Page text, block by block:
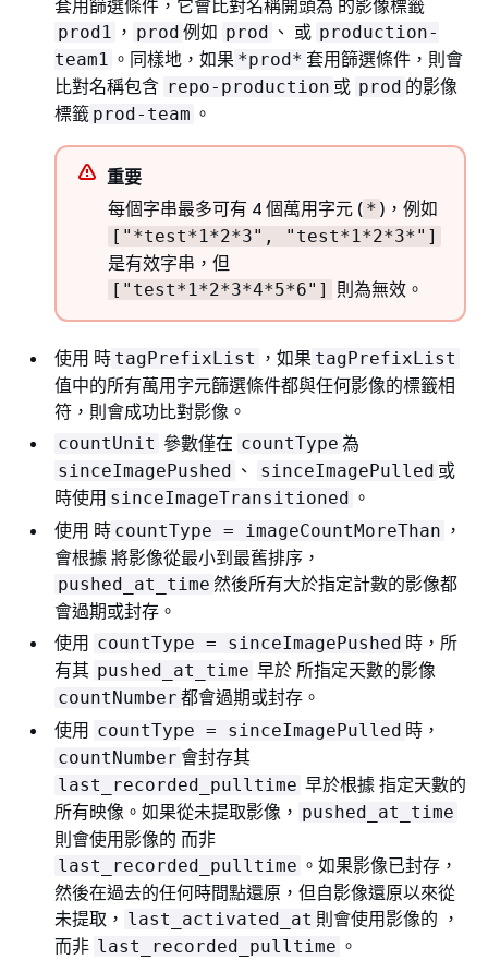
套用篩選條件，它會比對名稱開頭為 的影像標籤
prod1 ， prod 例如 prod 、 或 production-
team1 。同樣地，如果 *prod* 套用篩選條件，則會
比對名稱包含 repo-production 或 prod 的影像
標籤 prod-team 。
重要
每個字串最多可有 4 個萬用字元 ( * )，例如
["*test*1*2*3", "test*1*2*3*"]
是有效字串，但
["test*1*2*3*4*5*6"] 則為無效。
使用 時 tagPrefixList ，如果 tagPrefixList
值中的所有萬用字元篩選條件都與任何影像的標籤相
符，則會成功比對影像。
countUnit 參數僅在 countType 為
sinceImagePushed 、 sinceImagePulled 或
時使用 sinceImageTransitioned 。
使用 時 countType = imageCountMoreThan ，
會根據 將影像從最小到最舊排序，
pushed_at_time 然後所有大於指定計數的影像都
會過期或封存。
使用 countType = sinceImagePushed 時，所
有其 pushed_at_time 早於 所指定天數的影像
countNumber 都會過期或封存。
使用 countType = sinceImagePulled 時，
countNumber 會封存其
last_recorded_pulltime 早於根據 指定天數的
所有映像。如果從未提取影像， pushed_at_time
則會使用影像的 而非
last_recorded_pulltime 。如果影像已封存，
然後在過去的任何時間點還原，但自影像還原以來從
未提取， last_activated_at 則會使用影像的 ，
而非 last_recorded_pulltime 。